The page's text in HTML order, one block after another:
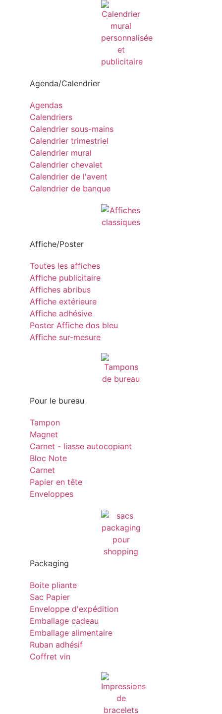
Agenda/Calendrier
Agendas
Calendriers
Calendrier sous-mains
Calendrier trimestriel
Calendrier mural
Calendrier chevalet
Calendrier de l'avent
Calendrier de banque
Affiche/Poster
Toutes les affiches
Affiche publicitaire
Affiches abribus
Affiche extérieure
Affiche adhésive
Poster Affiche dos bleu
Affiche sur-mesure
Pour le bureau
Tampon
Magnet
Carnet - liasse autocopiant
Bloc Note
Carnet
Papier en tête
Enveloppes
Packaging
Boite pliante
Sac Papier
Enveloppe d'expédition
Emballage cadeau
Emballage alimentaire
Ruban adhésif
Coffret vin